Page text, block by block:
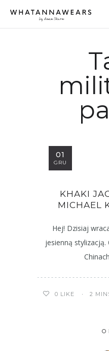
01
GRU
KHAKI
MICHAEL
Hej! Dzisiaj
jesienną
0 LIKE 2
O